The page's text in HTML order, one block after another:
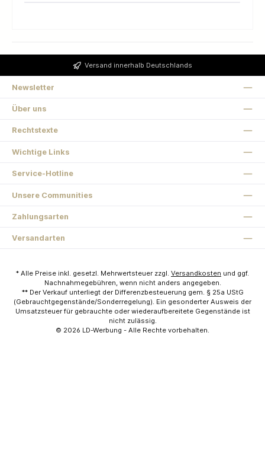
Versand innerhalb Deutschlands
Newsletter
Über uns
Rechtstexte
Wichtige Links
Service-Hotline
Unsere Communities
Zahlungsarten
Versandarten
* Alle Preise inkl. gesetzl. Mehrwertsteuer zzgl. Versandkosten und ggf.
Nachnahmegebühren, wenn nicht anders angegeben.
** Der Verkauf unterliegt der Differenzbesteuerung gem. § 25a UStG
(Gebrauchtgegenstände/Sonderregelung). Ein gesonderter Ausweis der
Umsatzsteuer für gebrauchte oder wiederaufbereitete Gegenstände ist
nicht zulässig.
© 2026 LD-Werbung - Alle Rechte vorbehalten.